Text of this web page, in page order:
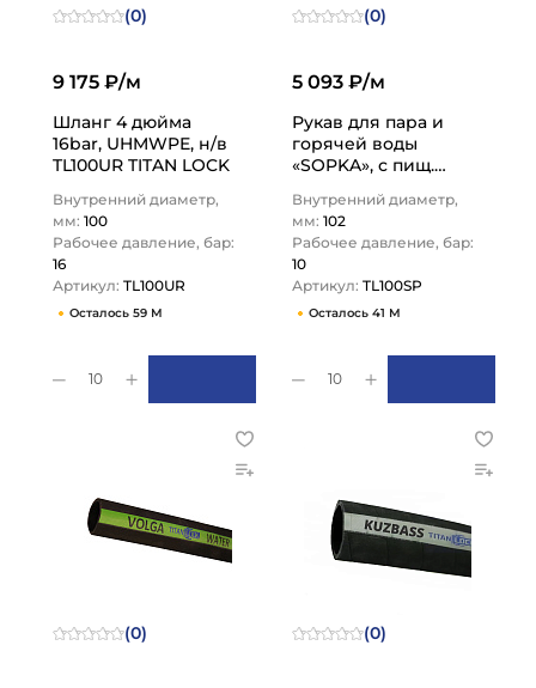
(0)
9 175 ₽/м
Шланг 4 дюйма
16bar, UHMWPE, н/в
TL100UR TITAN LOCK
Внутренний диаметр,
мм: 100
Рабочее давление, бар:
16
Артикул: TL100UR
Осталось 59 М
10
(0)
5 093 ₽/м
Рукав для пара и
горячей воды
«SOPKA», с пищ.
диам. 102мм, 10bar,
4in, TL100SP…
Внутренний диаметр,
мм: 102
Рабочее давление, бар:
10
Артикул: TL100SP
Осталось 41 М
10
(0) (0)